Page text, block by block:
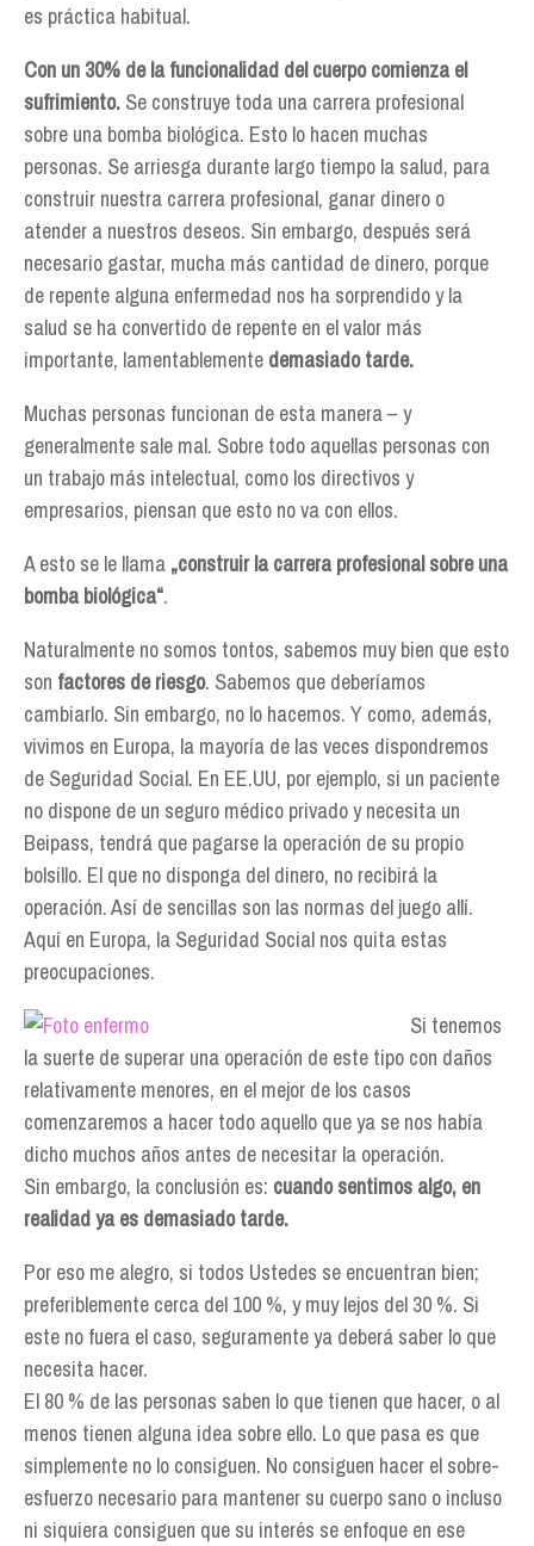
es práctica habitual.
Con un 30% de la funcionalidad del cuerpo comienza el
sufrimiento. Se construye toda una carrera profesional
sobre una bomba biológica. Esto lo hacen muchas
personas. Se arriesga durante largo tiempo la salud, para
construir nuestra carrera profesional, ganar dinero o
atender a nuestros deseos. Sin embargo, después será
necesario gastar, mucha más cantidad de dinero, porque
de repente alguna enfermedad nos ha sorprendido y la
salud se ha convertido de repente en el valor más
importante, lamentablemente demasiado tarde.
Muchas personas funcionan de esta manera – y
generalmente sale mal. Sobre todo aquellas personas con
un trabajo más intelectual, como los directivos y
empresarios, piensan que esto no va con ellos.
A esto se le llama „construir la carrera profesional sobre una
bomba biológica“.
Naturalmente no somos tontos, sabemos muy bien que esto
son factores de riesgo. Sabemos que deberíamos
cambiarlo. Sin embargo, no lo hacemos. Y como, además,
vivimos en Europa, la mayoría de las veces dispondremos
de Seguridad Social. En EE.UU, por ejemplo, si un paciente
no dispone de un seguro médico privado y necesita un
Beipass, tendrá que pagarse la operación de su propio
bolsillo. El que no disponga del dinero, no recibirá la
operación. Así de sencillas son las normas del juego allí.
Aquí en Europa, la Seguridad Social nos quita estas
preocupaciones.
Si tenemos
la suerte de superar una operación de este tipo con daños
relativamente menores, en el mejor de los casos
comenzaremos a hacer todo aquello que ya se nos había
dicho muchos años antes de necesitar la operación.
Sin embargo, la conclusión es: cuando sentimos algo, en
realidad ya es demasiado tarde.
Por eso me alegro, si todos Ustedes se encuentran bien;
preferiblemente cerca del 100 %, y muy lejos del 30 %. Si
este no fuera el caso, seguramente ya deberá saber lo que
necesita hacer.
El 80 % de las personas saben lo que tienen que hacer, o al
menos tienen alguna idea sobre ello. Lo que pasa es que
simplemente no lo consiguen. No consiguen hacer el sobre-
esfuerzo necesario para mantener su cuerpo sano o incluso
ni siquiera consiguen que su interés se enfoque en ese